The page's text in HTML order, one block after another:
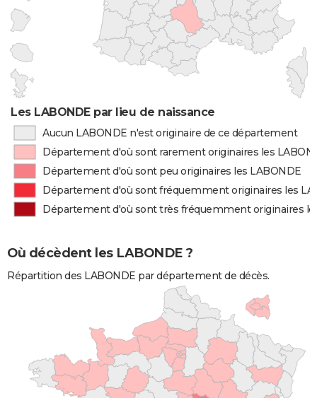
Les LABONDE par lieu de naissance
Aucun LABONDE n'est originaire de ce département
Département d'où sont rarement originaires les
Département d'où sont peu originaires les LABONDE
Département d'où sont fréquemment originaires les
Département d'où sont très fréquemment originaires
Où décèdent les LABONDE ?
Répartition des LABONDE par département de décès.